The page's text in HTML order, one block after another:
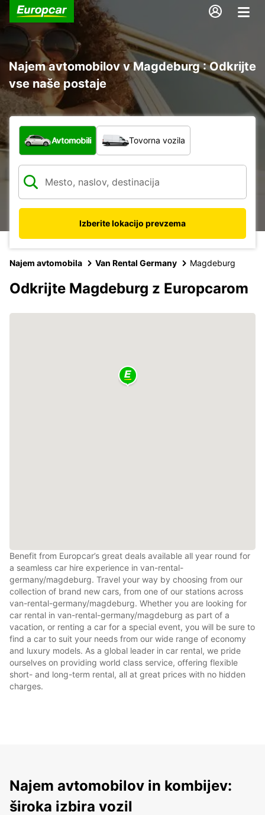
Najem avtomobilov v Magdeburg : Odkrijte
vse naše postaje
Katera vrsta vozila?
Avtomobili Tovorna vozila
Izberite lokacijo prevzema
Najem avtomobila Van Rental Germany Magdeburg
Odkrijte Magdeburg z Europcarom
Benefit from Europcar’s great deals available all year round for
a seamless car hire experience in van-rental-
germany/magdeburg. Travel your way by choosing from our
collection of brand new cars, from one of our stations across
van-rental-germany/magdeburg. Whether you are looking for
car rental in van-rental-germany/magdeburg as part of a
vacation, or renting a car for a special event, you will be sure to
find a car to suit your needs from our wide range of economy
and luxury models. As a global leader in car rental, we pride
ourselves on providing world class service, offering flexible
short- and long-term rental, all at great prices with no hidden
charges.
Najem avtomobilov in kombijev:
široka izbira vozil